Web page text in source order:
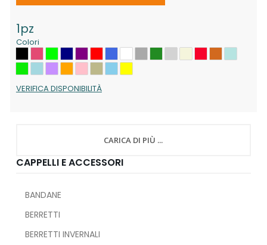
1pz
Colori
VERIFICA DISPONIBILITÀ
CARICA DI PIÙ ...
CAPPELLI E ACCESSORI
BANDANE
BERRETTI
BERRETTI INVERNALI